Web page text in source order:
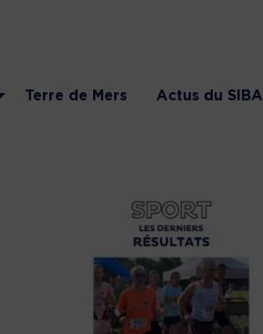
Terre de Mers Actus du SIBA